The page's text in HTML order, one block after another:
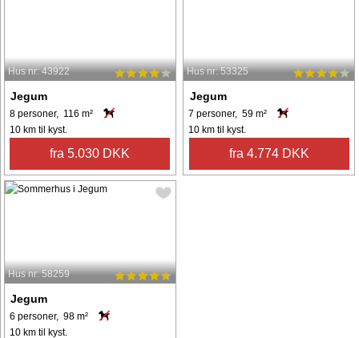
Hus nr: 43922
Jegum
8 personer, 116 m²
10 km til kyst.
fra 5.030 DKK
Hus nr: 53325
Jegum
7 personer, 59 m²
10 km til kyst.
fra 4.774 DKK
Hus nr: 58259
Jegum
6 personer, 98 m²
10 km til kyst.